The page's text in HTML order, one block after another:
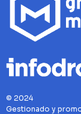
© 2024
Gestionado y